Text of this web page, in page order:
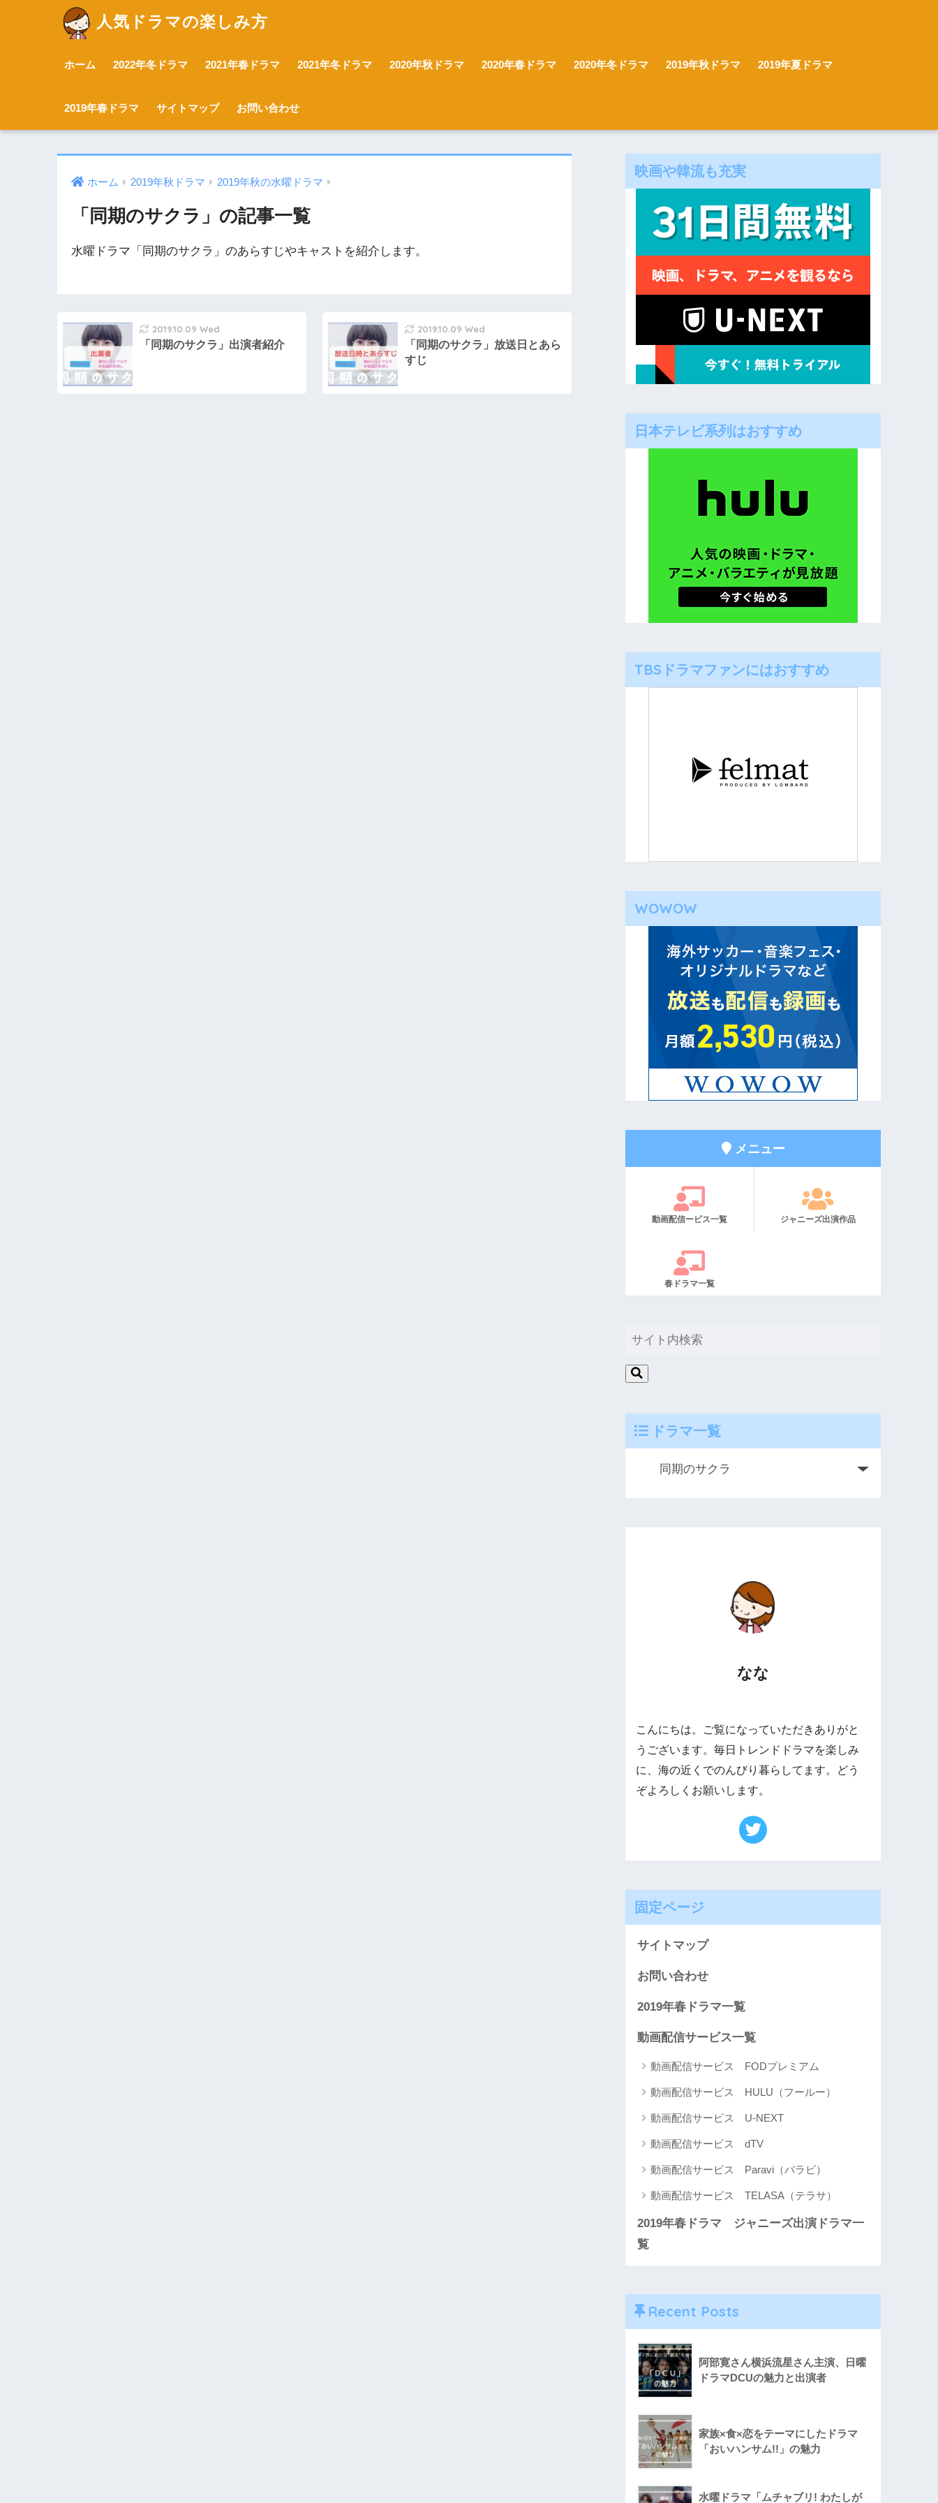
人気ドラマの楽しみ方
ホーム 2022年冬ドラマ 2021年春ドラマ 2021年冬ドラマ 2020年秋ドラマ 2020年春ドラマ 2020年冬ドラマ 2019年秋ドラマ 2019年夏ドラマ
2019年春ドラマ サイトマップ お問い合わせ
ホーム 2019年秋ドラマ 2019年秋の水曜ドラマ
「同期のサクラ」の記事一覧
水曜ドラマ「同期のサクラ」のあらすじやキャストを紹介します。
2019.10.09 Wed
「同期のサクラ」出演者紹介
2019.10.09 Wed
「同期のサクラ」放送日とあら
すじ
映画や韓流も充実
日本テレビ系列はおすすめ
TBSドラマファンにはおすすめ
WOWOW
メニュー
動画配信ービス一覧 ジャニーズ出演作品
春ドラマ一覧
ドラマ一覧
なな
こんにちは。ご覧になっていただきありがと
うございます。毎日トレンドドラマを楽しみ
に、海の近くでのんびり暮らしてます。どう
ぞよろしくお願いします。
固定ページ
サイトマップ
お問い合わせ
2019年春ドラマ一覧
動画配信サービス一覧
動画配信サービス FODプレミアム
動画配信サービス HULU（フールー）
動画配信サービス U-NEXT
動画配信サービス dTV
動画配信サービス Paravi（パラビ）
動画配信サービス TELASA（テラサ）
2019年春ドラマ ジャニーズ出演ドラマ一
覧
Recent Posts
阿部寛さん横浜流星さん主演、日曜
ドラマDCUの魅力と出演者
家族×食×恋をテーマにしたドラマ
「おいハンサム!!」の魅力
水曜ドラマ「ムチャブリ! わたしが